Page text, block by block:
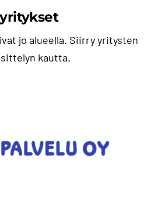
jo alueella. Siirry yritysten
kautta.